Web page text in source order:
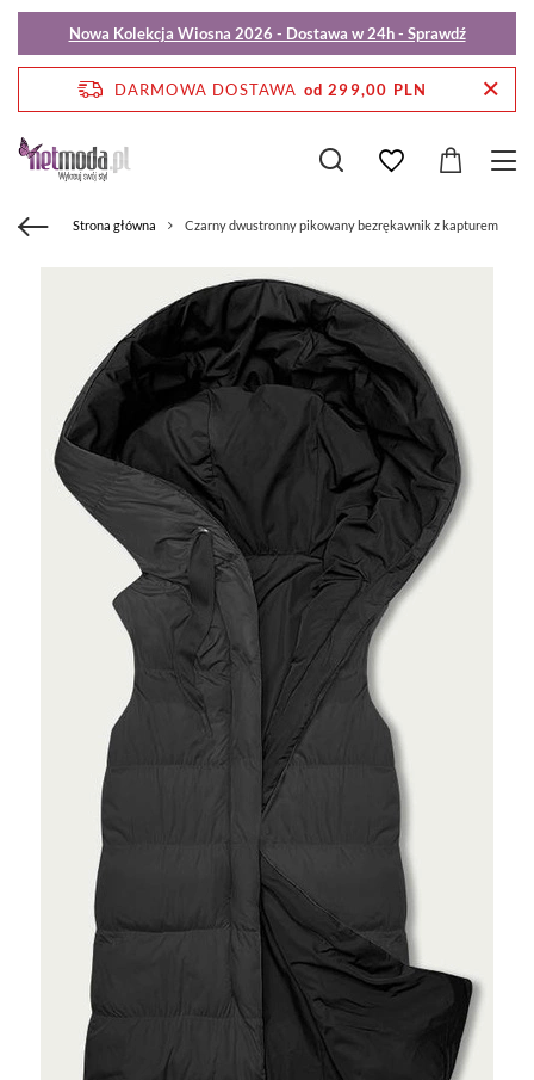
Nowa Kolekcja Wiosna 2026 - Dostawa w 24h - Sprawdź
DARMOWA DOSTAWA od 299,00 PLN
Strona główna Czarny dwustronny pikowany bezrękawnik z kapturem